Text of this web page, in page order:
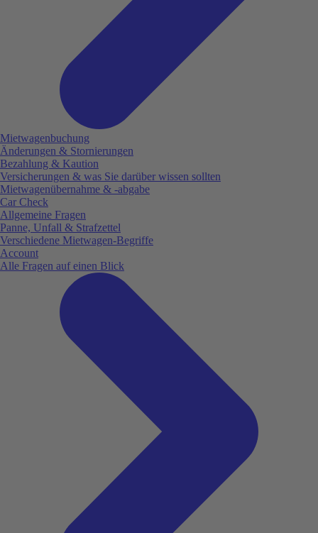
Mietwagenbuchung
Änderungen & Stornierungen
Bezahlung & Kaution
Versicherungen & was Sie darüber wissen sollten
Mietwagenübernahme & -abgabe
Car Check
Allgemeine Fragen
Panne, Unfall & Strafzettel
Verschiedene Mietwagen-Begriffe
Account
Alle Fragen auf einen Blick